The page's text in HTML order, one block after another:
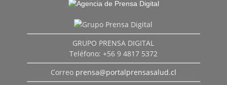
GRUPO PRENSA DIGITAL
Teléfono: +56 9 4817 5372
Correo prensa@portalprensasalud.cl